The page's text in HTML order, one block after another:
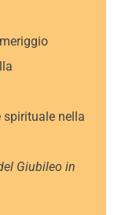
nella
Giubileo in